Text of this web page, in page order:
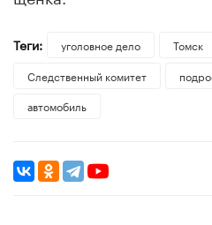
Теги: уголовное дело Томск
Следственный комитет
автомобиль